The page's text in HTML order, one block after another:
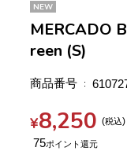
NEW
MERCADO
reen (S)
商品番号
¥8,250 税込
75